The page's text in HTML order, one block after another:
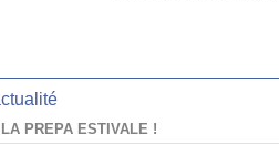
PREPA ESTIVALE !